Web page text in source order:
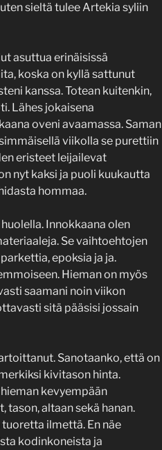
sieltä tulee Artekia syliin
asuttua erinäisissä
koska on kyllä sattunut
kanssa. Totean kuitenkin,
Lähes jokaisena
oveni avaamassa. Saman
viikolla se purettiin
eristeet leijailevat
nyt kaksi ja puoli kuukautta
hommaa.
Innokkaana olen
Se vaihtoehtojen
epoksia ja ja.
Hieman on myös
saamani noin viikon
sitä pääsisi jossain
Sanotaanko, että on
kivitason hinta.
kevyempään
tason, altaan sekä hanan.
ilmettä. En näe
kodinkoneista ja